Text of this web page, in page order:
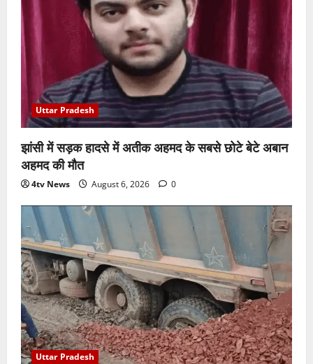
Uttar Pradesh
झांसी में सड़क हादसे में अतीक अहमद के सबसे छोटे बेटे अबान
अहमद की मौत
4tv News August 6, 2026 0
Uttar Pradesh